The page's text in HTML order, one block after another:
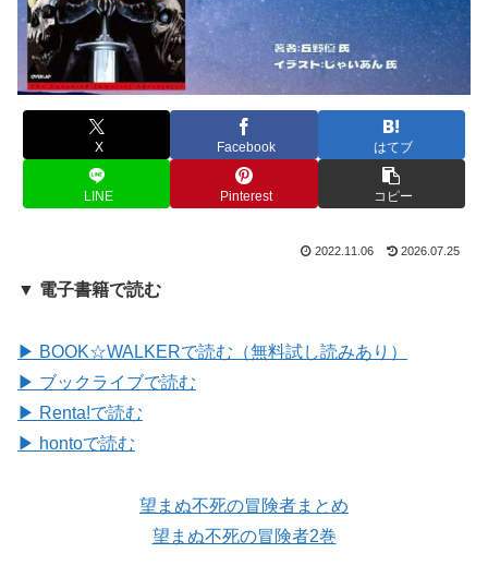
X Facebook はてブ
LINE Pinterest コピー
2022.11.06 2026.07.25
▼ 電子書籍で読む
▶ BOOK☆WALKERで読む（無料試し読みあり）
▶ ブックライブで読む
▶ Renta!で読む
▶ hontoで読む
望まぬ不死の冒険者まとめ
望まぬ不死の冒険者2巻